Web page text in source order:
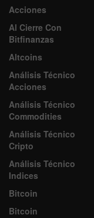
Acciones
Al Cierre Con
Bitfinanzas
Altcoins
Análisis Técnico
Acciones
Análisis Técnico
Commodities
Análisis Técnico
Cripto
Análisis Técnico
Indices
Bitcoin
Bitcoin